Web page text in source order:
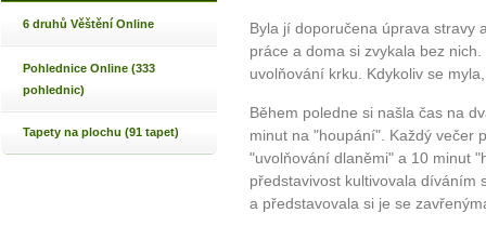
6 druhů Věštění Online
Pohlednice Online (333
pohlednic)
Tapety na plochu (91 tapet)
Byla jí doporučena úprava stravy
práce a doma si zvykala bez
uvolňování krku. Kdykoliv se
Během poledne si našla čas na
minut na "houpání". Každý večer
"uvolňování dlaněmi" a 10 minut
představivost kultivovala díváním
a představovala si je se